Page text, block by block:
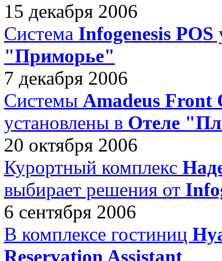
15 декабря 2006
Система Infogenesis POS
"Приморье"
7 декабря 2006
Системы Amadeus Front
установлены в Отеле
20 октября 2006
Курортный комплекс
выбирает решения от
6 сентября 2006
В комплексе гостиниц
Reservation Assistant